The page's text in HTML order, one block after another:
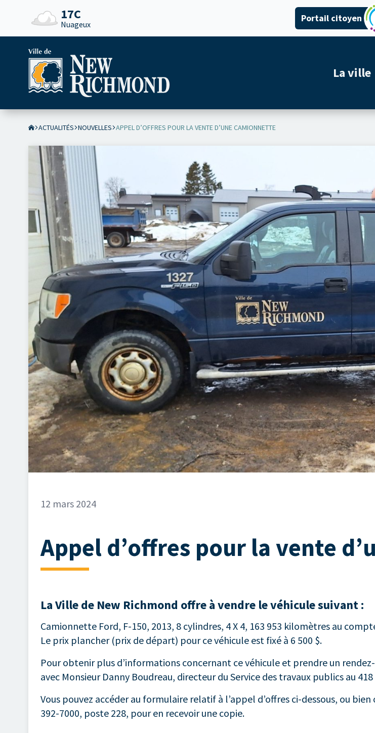
17C
Nuageux
Portail citoyen
La ville
ACTUALITÉS NOUVELLES APPEL D’OFFRES POUR LA VENTE D’UNE CAMIONNETTE
12 mars 2024
Appel d’offres pour la vente
La Ville de New Richmond offre à vendre le véhicule suivant :
Camionnette Ford, F-150, 2013, 8 cylindres, 4 X 4, 163 953 kilomètres au
Le prix plancher (prix de départ) pour ce véhicule est fixé à 6 500 $.
Pour obtenir plus d’informations concernant ce véhicule et prendre un
avec Monsieur Danny Boudreau, directeur du Service des travaux publics au
Vous pouvez accéder au formulaire relatif à l’appel d’offres ci-dessous, ou
392-7000, poste 228, pour en recevoir une copie.